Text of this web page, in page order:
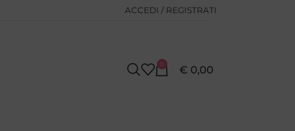
ACCEDI / REGISTRATI
0 € 0,00